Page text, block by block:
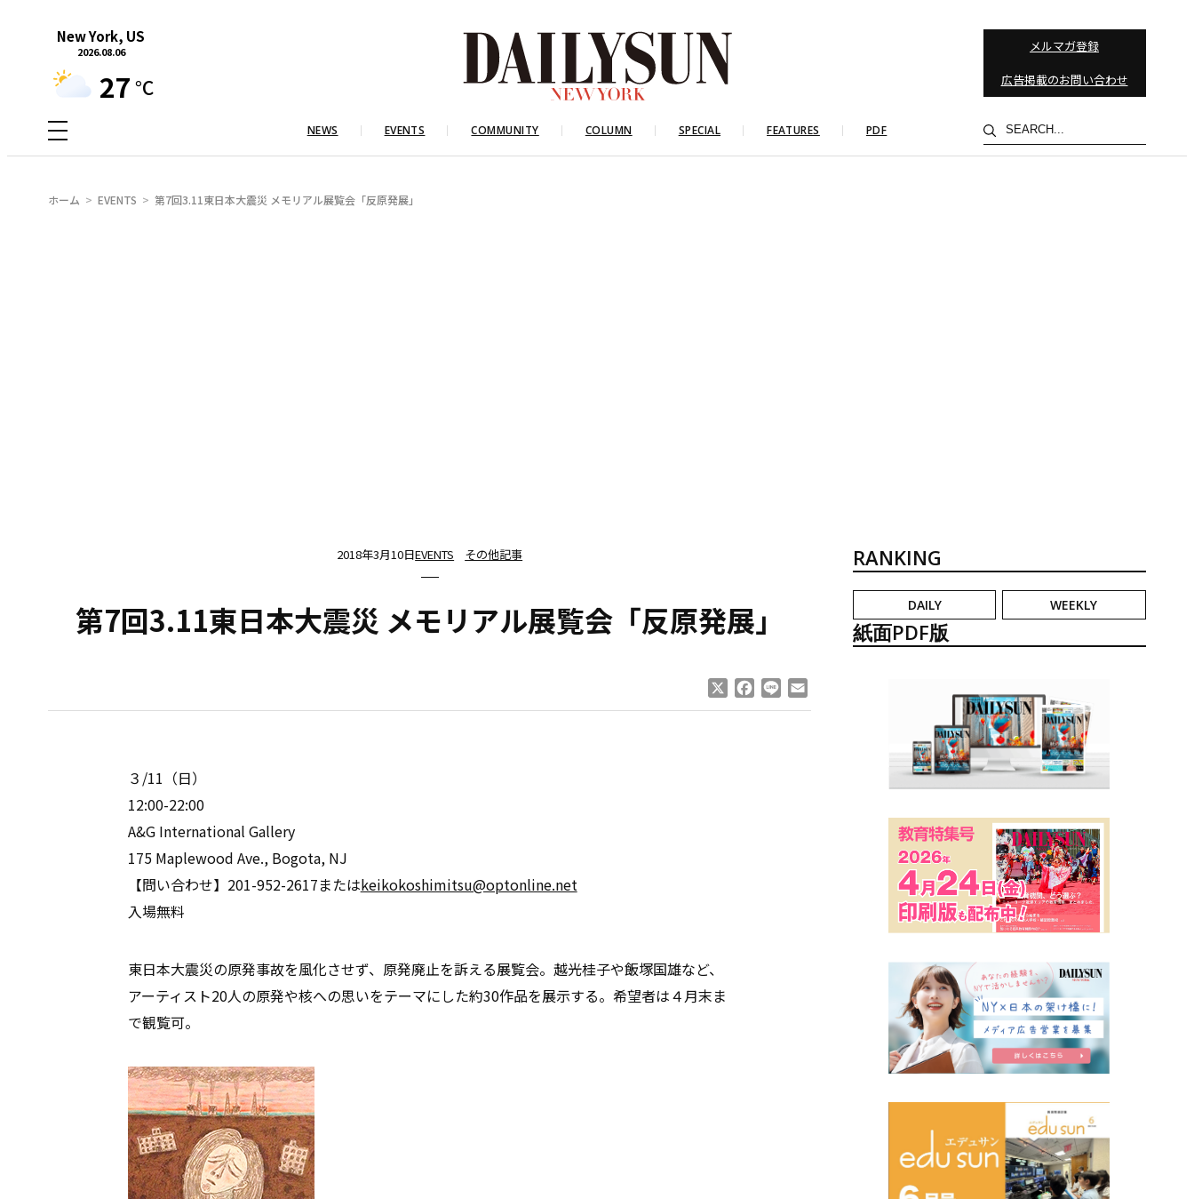
New York, US
2026.08.06
27 °C
メルマガ登録
広告掲載のお問い合わせ
NEWS EVENTS COMMUNITY COLUMN SPECIAL FEATURES PDF
検
索
ホーム EVENTS 第7回3.11東日本大震災 メモリアル展覧会「反原発展」
2018年3月10日EVENTS その他記事
第7回3.11東日本大震災 メモリアル展覧会「反原発展」
Facebook
Line
３/11（日）
12:00-22:00
A&G International Gallery
175 Maplewood Ave., Bogota, NJ
【問い合わせ】201-952-2617またはkeikokoshimitsu@optonline.net
入場無料
東日本大震災の原発事故を風化させず、原発廃止を訴える展覧会。越光桂子や飯塚国雄など、
アーティスト20人の原発や核への思いをテーマにした約30作品を展示する。希望者は４月末ま
で観覧可。
RANKING
DAILY WEEKLY
紙面PDF版